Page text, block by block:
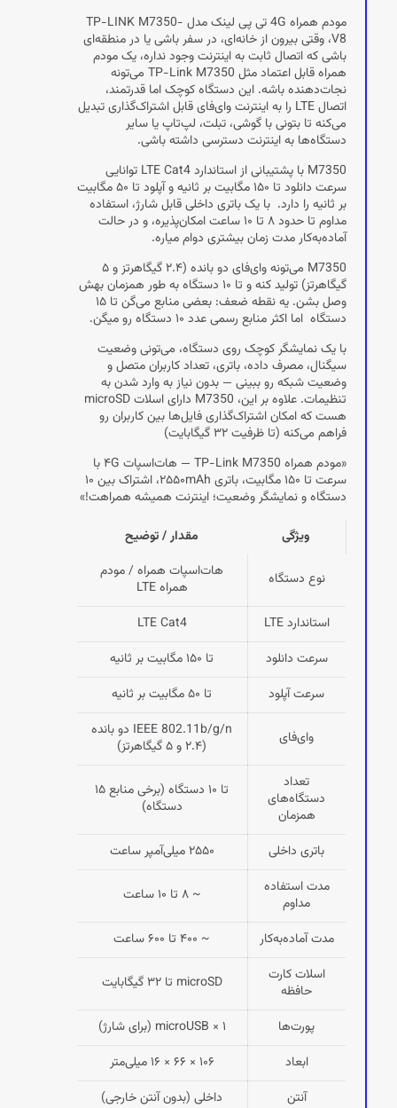
مودم همراه 4G تی پی لینک مدل TP-LINK M7350-
V8، وقتی بیرون از خانه‌ای، در سفر باشی یا در منطقه‌ای
باشی که اتصال ثابت به اینترنت وجود نداره، یک مودم
همراه قابل اعتماد مثل TP-Link M7350 می‌تونه
نجات‌دهنده باشه. این دستگاه کوچک اما قدرتمند،
اتصال LTE را به اینترنت وای‌فای قابل اشتراک‌گذاری تبدیل
می‌کنه تا بتونی با گوشی، تبلت، لپ‌تاپ یا سایر
دستگاه‌ها به اینترنت دسترسی داشته باشی.
M7350 با پشتیبانی از استاندارد LTE Cat4 توانایی
سرعت دانلود تا ۱۵۰ مگابیت بر ثانیه و آپلود تا ۵۰ مگابیت
بر ثانیه را دارد. با یک باتری داخلی قابل شارژ، استفاده
مداوم تا حدود ۸ تا ۱۰ ساعت امکان‌پذیره، و در حالت
آماده‌به‌کار مدت زمان بیشتری دوام میاره.
M7350 می‌تونه وای‌فای دو بانده (۲.۴ گیگاهرتز و ۵
گیگاهرتز) تولید کنه و تا ۱۰ دستگاه به طور همزمان بهش
وصل بشن. یه نقطه ضعف: بعضی منابع می‌گن تا ۱۵
دستگاه اما اکثر منابع رسمی عدد ۱۰ دستگاه رو میگن.
با یک نمایشگر کوچک روی دستگاه، می‌تونی وضعیت
سیگنال، مصرف داده، باتری، تعداد کاربران متصل و
وضعیت شبکه رو ببینی — بدون نیاز به وارد شدن به
تنظیمات. علاوه بر این، M7350 دارای اسلات microSD
هست که امکان اشتراک‌گذاری فایل‌ها بین کاربران رو
فراهم می‌کنه (تا ظرفیت ۳۲ گیگابایت)
«مودم همراه TP-Link M7350 — هات‌اسپات ۴G با
سرعت تا ۱۵۰ مگابیت، باتری ۲۵۵۰mAh، اشتراک بین ۱۰
دستگاه و نمایشگر وضعیت؛ اینترنت همیشه همراهت!»
ویژگی
مقدار / توضیح
نوع دستگاه
هات‌اسپات همراه / مودم
همراه LTE
استاندارد LTE
LTE Cat4
سرعت دانلود
تا ۱۵۰ مگابیت بر ثانیه
سرعت آپلود
تا ۵۰ مگابیت بر ثانیه
وای‌فای
IEEE 802.11b/g/n دو بانده
(۲.۴ و ۵ گیگاهرتز)
تعداد
دستگاه‌های
همزمان
تا ۱۰ دستگاه (برخی منابع ۱۵
دستگاه)
باتری داخلی
۲۵۵۰ میلی‌آمپر ساعت
مدت استفاده
مداوم
~ ۸ تا ۱۰ ساعت
مدت آماده‌به‌کار
~ ۴۰۰ تا ۶۰۰ ساعت
اسلات کارت
حافظه
microSD تا ۳۲ گیگابایت
پورت‌ها
۱ × microUSB (برای شارژ)
ابعاد
۱۰۶ × ۶۶ × ۱۶ میلی‌متر
آنتن
داخلی (بدون آنتن خارجی)